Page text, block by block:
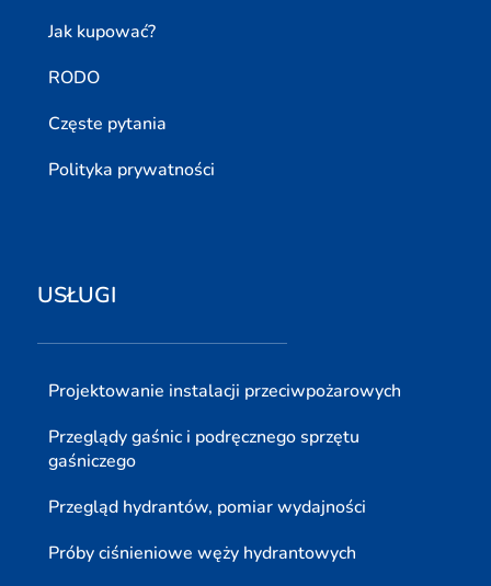
Jak kupować?
RODO
Częste pytania
Polityka prywatności
USŁUGI
Projektowanie instalacji przeciwpożarowych
Przeglądy gaśnic i podręcznego sprzętu
gaśniczego
Przegląd hydrantów, pomiar wydajności
Próby ciśnieniowe węży hydrantowych